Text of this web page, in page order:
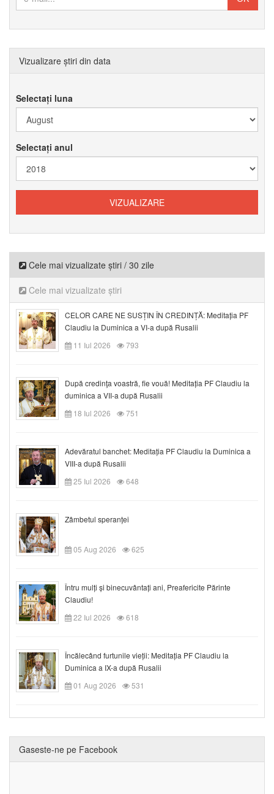
Vizualizare știri din data
Selectați luna
Selectați anul
Cele mai vizualizate știri / 30 zile
Cele mai vizualizate știri
CELOR CARE NE SUSȚIN ÎN CREDINȚĂ: Meditația PF
Claudiu la Duminica a VI-a după Rusalii
11 Iul 2026
793
După credinţa voastră, fie vouă! Meditația PF Claudiu la
duminica a VII-a după Rusalii
18 Iul 2026
751
Adevăratul banchet: Meditația PF Claudiu la Duminica a
VIII-a după Rusalii
25 Iul 2026
648
Zâmbetul speranței
05 Aug 2026 625
Întru mulți și binecuvântați ani, Preafericite Părinte
Claudiu!
22 Iul 2026
618
Încălecând furtunile vieții: Meditația PF Claudiu la
Duminica a IX-a după Rusalii
01 Aug 2026
531
Gaseste-ne pe Facebook